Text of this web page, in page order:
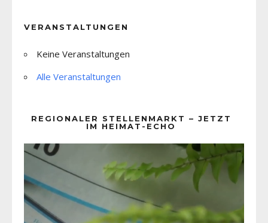
VERANSTALTUNGEN
Keine Veranstaltungen
Alle Veranstaltungen
REGIONALER STELLENMARKT – JETZT
IM HEIMAT-ECHO
Player